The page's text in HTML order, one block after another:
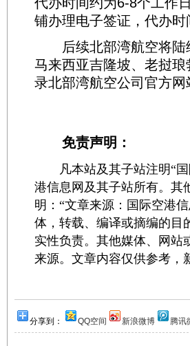
铺办理电子签证，代办时
后续北部湾航空将陆
马来西亚吉隆坡、老挝
录北部湾航空公司官方网
免责声明：
凡本站及其子站注明“国
港信息网及其子站所有。其
明：“文章来源：国际空港
体，转载、编译或摘编的目
实性负责。其他媒体、网站
来源。文章内容仅供参考，
分享到： QQ空间 新浪微博 腾讯